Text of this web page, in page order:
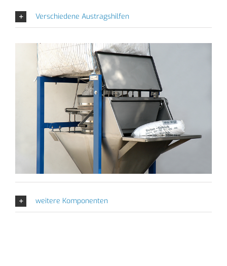
Verschiedene Austragshilfen
weitere Komponenten